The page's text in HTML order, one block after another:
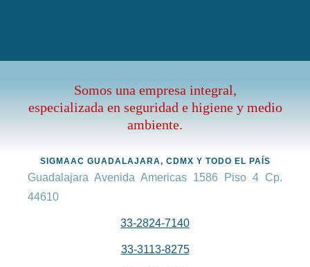
Somos una empresa integral,
especializada en seguridad e higiene y medio
ambiente.
SIGMAAC GUADALAJARA, CDMX Y TODO EL PAÍS
Guadalajara Avenida Americas 1586 Piso 4 Cp.
44610
33-2824-7140
33-3113-8275